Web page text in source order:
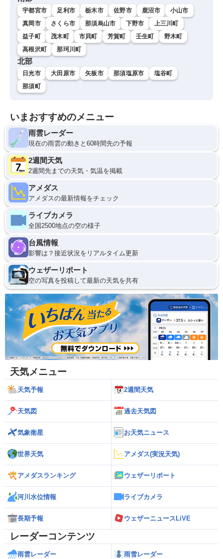
宇都宮市 足利市 栃木市 佐野市 鹿沼市
小山市
真岡市
さくら市 那須烏山市 下野市
上三川町
益子町
茂木町 市貝町 芳賀町 壬生町
野木町
高根沢町
那珂川町
北部
日光市 大田原市 矢板市 那須塩原市
塩谷町
那須町
いまおすすめのメニュー
雨雲レーダー
現在の雨雲の動きと60時間先の予報
2週間天気
2週間先までの天気・気温を掲載
アメダス
アメダスの最新情報をチェック
ライブカメラ
全国2500地点の空の様子
台風情報
影響は？接近状況をリアルタイム更新
ウェザーリポート
空の写真を投稿して最新の天気を共有
天気メニュー
天気予報 2週間天気
天気図 過去天気図
気象衛星 お天気ニュース
世界天気 アメダス(実況天気)
アメダスランキング ウェザーリポート
河川水位情報 ライブカメラ
長期予報 ウェザーニュースLiVE
レーダーコンテンツ
雨雲レーダー 雨雪レーダー